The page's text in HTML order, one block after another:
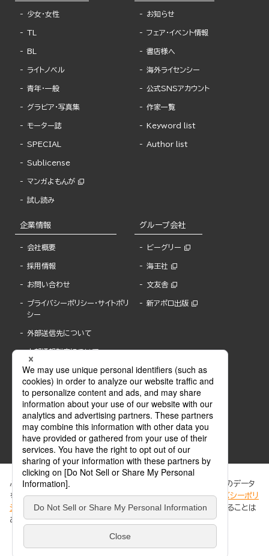
少女・女性
TL
BL
ライトノベル
青年・一般
グラビア・写真集
モーター誌
SPECIAL
Sublicense
マンガよもんが
試し読み
お知らせ
フェア・イベント情報
書店様へ
海外ライセンシー
公式SNSアカウント
作家一覧
Keyword list
Author list
企業情報
会社概要
採用情報
お問い合わせ
プライバシーポリシー・サイトポリ
シー
外部送信先について
内部通報制度について
グループ会社
ビーグリー
海王社
文友舎
新アポロ出版
ABJマークは、この電子書店・電子書籍配信サービスが、著作権者からコンテンツ使用許諾を
得た正規版配信サービスであることを示す登録商標(登録番号 第6091713号)です。
ABJマークの詳細、ABJマークを掲示しているサービスの一覧はこちら。
ぶんか社が運営するサイトでは、利便性向上のためにCookie等のデータ
を使用しています。 当社のCookieについての詳細は、「プライバシーポリ
シー
」をご覧ください。当サイトでは、訪問者の個人情報を追跡することは
ありません。